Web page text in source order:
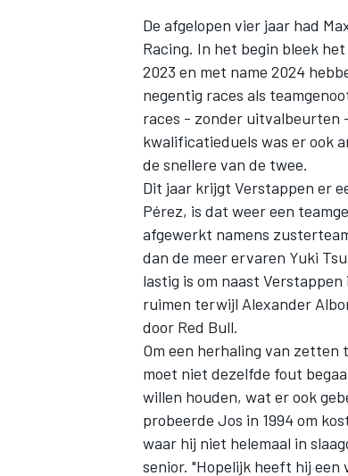
WEC DTM
De afgelopen vier jaar had
Racing. In het begin bleek
2023 en met name 2024
negentig races als
races - zonder uitvalbeurten
kwalificatieduels was er ook
de snellere van de twee.
Dit jaar krijgt Verstappen er
Pérez, is dat weer een
afgewerkt namens
dan de meer ervaren Yuki
lastig is om naast
ruimen terwijl Alexander
door Red Bull.
Om een herhaling van zetten
moet niet dezelfde fout
willen houden, wat er ook
probeerde Jos in 1994 om
waar hij niet helemaal in
senior. "Hopelijk heeft hij een